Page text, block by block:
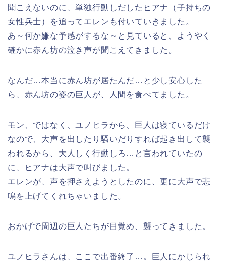
聞こえないのに、単独行動しだしたヒアナ（子持ちの
女性兵士）を追ってエレンも付いていきました。
あ～何か嫌な予感がするな～と見ていると、ようやく
確かに赤ん坊の泣き声が聞こえてきました。
なんだ…本当に赤ん坊が居たんだ…と少し安心した
ら、赤ん坊の姿の巨人が、人間を食べてました。
モン、ではなく、ユノヒラから、巨人は寝ているだけ
なので、大声を出したり騒いだりすれば起き出して襲
われるから、大人しく行動しろ…と言われていたの
に、ヒアナは大声で叫びました。
エレンが、声を押さえようとしたのに、更に大声で悲
鳴を上げてくれちゃいました。
おかげで周辺の巨人たちが目覚め、襲ってきました。
ユノヒラさんは、ここで出番終了…。巨人にかじられ